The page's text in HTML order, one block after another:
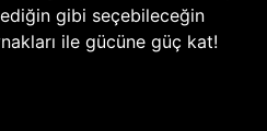
gibi seçebileceğin
ile gücüne güç kat!